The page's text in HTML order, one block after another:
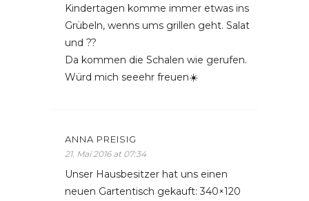
Kindertagen komme immer etwas ins
Grübeln, wenns ums grillen geht. Salat
und ??
Da kommen die Schalen wie gerufen.
Würd mich seeehr freuen☀️
ANNA PREISIG
21. Mai 2016 at 07:34
Unser Hausbesitzer hat uns einen
neuen Gartentisch gekauft: 340×120